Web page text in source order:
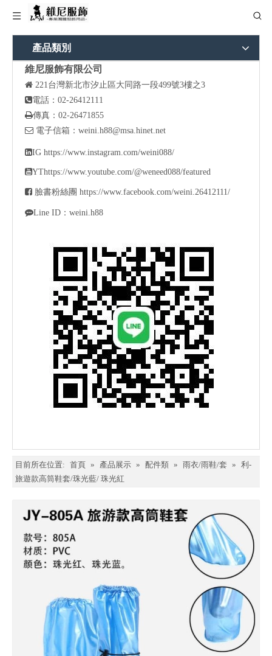
產品類別
維尼服飾有限公司
 221台灣新北市汐止區大同路一段499號3樓之3
電話：02-26412111
傳真：02-26471855
 電子信箱： weini.h88@msa.hinet.net
IG https://www.instagram.com/weini088/
YThttps://www.youtube.com/@weneed088/featured
 臉書粉絲團 https://www.facebook.com/weini.26412111/
Line ID：weini.h88
目前所在位置: 首頁 » 產品展示 » 配件類 » 雨衣/雨鞋/套 » 利-
旅遊款高筒鞋套/珠光藍/ 珠光紅